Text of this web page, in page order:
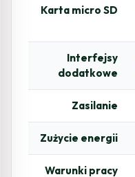
Karta micro SD
Interfejsy
dodatkowe
Zasilanie
Zużycie energii
Warunki pracy